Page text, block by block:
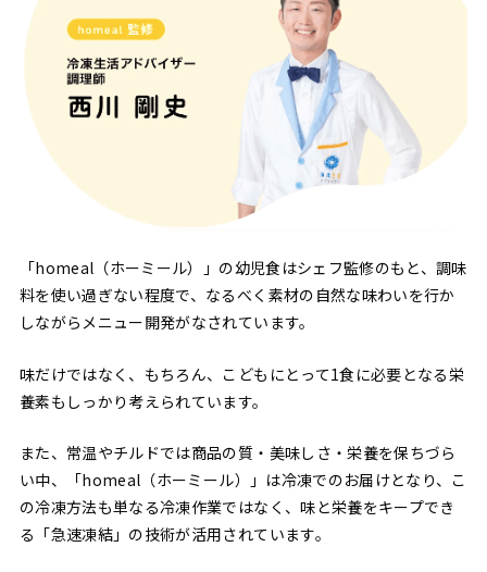
「homeal（ホーミール）」の幼児食はシェフ監修のもと、調味
料を使い過ぎない程度で、なるべく素材の自然な味わいを行か
しながらメニュー開発がなされています。
味だけではなく、もちろん、こどもにとって1食に必要となる栄
養素もしっかり考えられています。
また、常温やチルドでは商品の質・美味しさ・栄養を保ちづら
い中、「homeal（ホーミール）」は冷凍でのお届けとなり、こ
の冷凍方法も単なる冷凍作業ではなく、味と栄養をキープでき
る「急速凍結」の技術が活用されています。